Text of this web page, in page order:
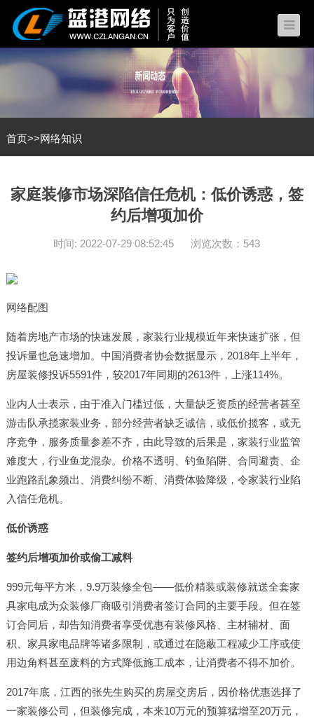
首页>>网络知识
家庭装修市场深陷信任危机：低价诱惑，签
约后增项加价
时间: 2022-07-29 08:52:45 浏览次数：543
网络配图
随着房地产市场的快速发展，家装行业规模近年来快速扩张，但
投诉量也急速增加。中国消费者协会数据显示，2018年上半年，
房屋装修投诉5591件，较2017年同期的2613件，上涨114%。
业内人士表示，由于准入门槛过低，大量缺乏资质的经营者甚至
游击队承揽家装业务，部分经营者缺乏诚信，或低价揽客，或无
序竞争，服务质量参差不齐，由此导致的后果是，家装行业监管
难度大，行业鱼龙混杂。价格不透明、钓鱼陷阱、合同避责、企
业跑路乱象频出、消费纠纷不断、消费体验降级，令家装行业陷
入信任危机。
低价诱惑
签约后增项加价或偷工减料
999元每平方米，9.9万装修全包——低价精装或装修就送全套家
具家电成为众装修厂商吸引消费者签订合同的主要手段。但在签
订合同后，却告知消费者享受优惠有装修风格、主材辅材、面
积、家具家电品牌等诸多限制，或通过在隐蔽工程减少工序或使
用边角料甚至废料的方式降低施工成本，让消费者不得不加价。
2017年底，江西的张先生购买的房屋交房后，因价格优惠选择了
一家装修公司，但装修完成，本来10万元的预算猛增至20万元，